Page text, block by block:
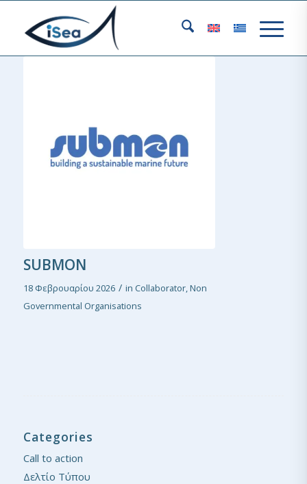
SUBMON
18 Φεβρουαρίου 2026 / in Collaborator,Non
Governmental Organisations
Categories
Call to action
Δελτίο Τύπου